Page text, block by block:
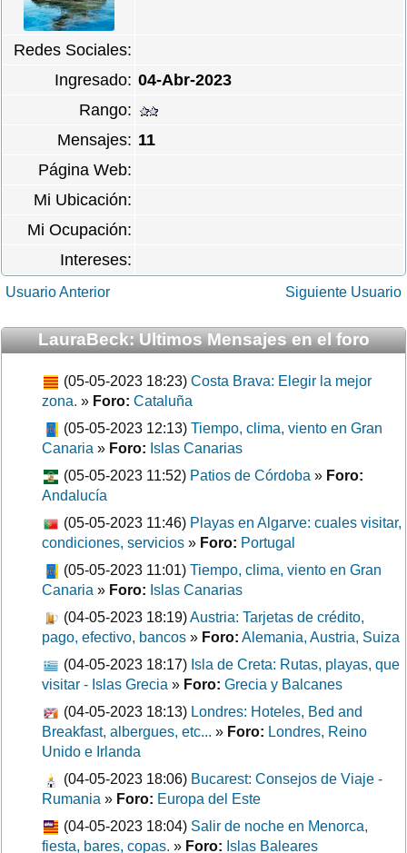
Redes Sociales:
Ingresado: 04-Abr-2023
Rango:
Mensajes: 11
Página Web:
Mi Ubicación:
Mi Ocupación:
Intereses:
Usuario Anterior Siguiente Usuario
LauraBeck: Ultimos Mensajes en el foro
(05-05-2023 18:23) Costa Brava: Elegir la mejor
zona. » Foro: Cataluña
(05-05-2023 12:13) Tiempo, clima, viento en Gran
Canaria » Foro: Islas Canarias
(05-05-2023 11:52) Patios de Córdoba » Foro:
Andalucía
(05-05-2023 11:46) Playas en Algarve: cuales visitar,
condiciones, servicios » Foro: Portugal
(05-05-2023 11:01) Tiempo, clima, viento en Gran
Canaria » Foro: Islas Canarias
(04-05-2023 18:19)Austria: Tarjetas de crédito,
pago, efectivo, bancos » Foro: Alemania, Austria, Suiza
(04-05-2023 18:17) Isla de Creta: Rutas, playas, que
visitar - Islas Grecia » Foro: Grecia y Balcanes
(04-05-2023 18:13) Londres: Hoteles, Bed and
Breakfast, albergues, etc... » Foro: Londres, Reino
Unido e Irlanda
(04-05-2023 18:06) Bucarest: Consejos de Viaje -
Rumania » Foro: Europa del Este
(04-05-2023 18:04) Salir de noche en Menorca,
fiesta, bares, copas. » Foro: Islas Baleares